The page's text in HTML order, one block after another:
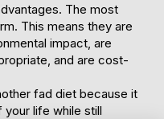
The most
This means they are
impact, are
and are cost-
fad diet because it
life while still